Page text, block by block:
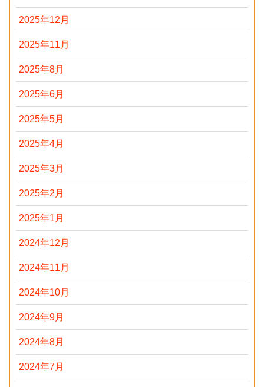
2025年12月
2025年11月
2025年8月
2025年6月
2025年5月
2025年4月
2025年3月
2025年2月
2025年1月
2024年12月
2024年11月
2024年10月
2024年9月
2024年8月
2024年7月